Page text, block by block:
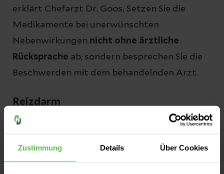
Zustimmung Details Über Cookies
erklärt Chefarzt Dr. Goos. Setzen Sie die
Medikamente bei unerwünschten
Nebenwirkungen nicht ohne ärztliche
Rücksprache ab, sondern besprechen Sie die
Beschwerden mit dem behandelnden Arzt.
Reizdarm
Von einem Reizdarm sprechen Expertinnen